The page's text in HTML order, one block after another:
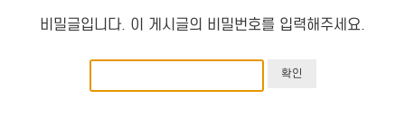
비밀글입니다. 이 게시글의 비밀번호를 입력해주세요.